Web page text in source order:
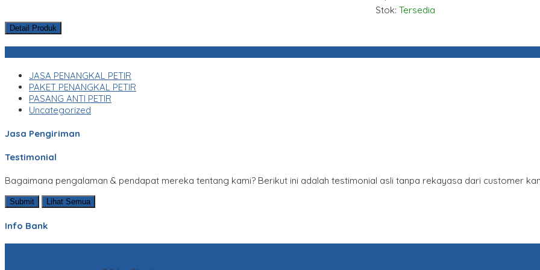
Stok: Tersedia
Detail Produk
JASA PENANGKAL PETIR
PAKET PENANGKAL PETIR
PASANG ANTI PETIR
Uncategorized
Jasa Pengiriman
Testimonial
Bagaimana pengalaman & pendapat mereka tentang kami? Berikut ini adalah testimonial asli tanpa rekayasa dari customer
Submit Lihat Semua
Info Bank